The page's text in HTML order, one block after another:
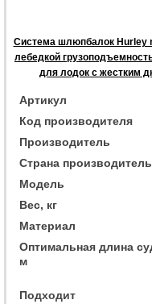
Система шлюпбалок Hurley
лебедкой
для лодок с жестким
Артикул
Код производителя
Производитель
Страна производитель
Модель
Вес, кг
Материал
Оптимальная длина
м
Подходит